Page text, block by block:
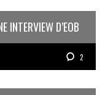
INTERVIEW D’EOB
2